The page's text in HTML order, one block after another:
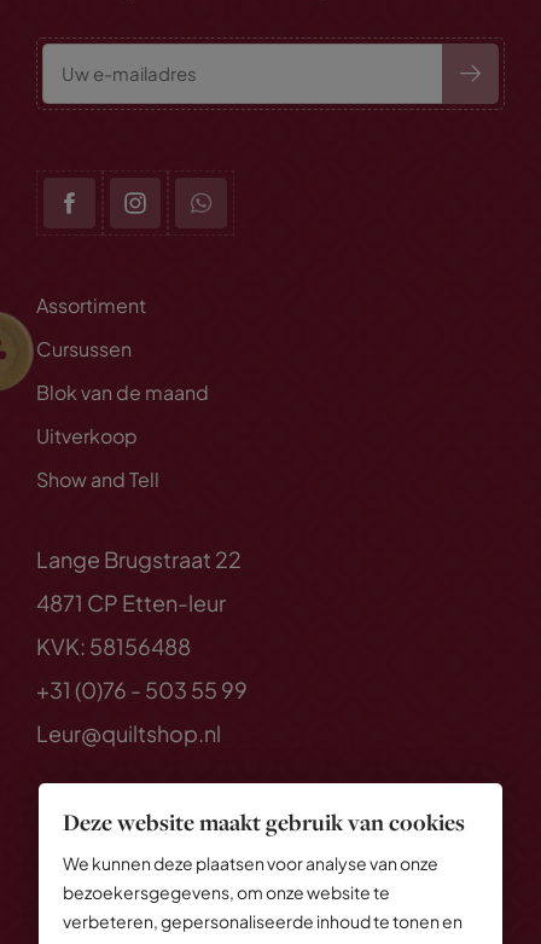
Deze website maakt gebruik van cookies
We kunnen deze plaatsen voor analyse van onze
bezoekersgegevens, om onze website te
verbeteren, gepersonaliseerde inhoud te tonen en
Assortiment
Cursussen
Blok van de maand
Uitverkoop
Show and Tell
Lange Brugstraat 22
4871 CP Etten-leur
KVK: 58156488
+31 (0)76 - 503 55 99
Leur@quiltshop.nl